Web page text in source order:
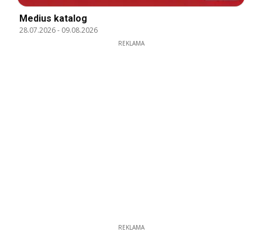
Medius katalog
28.07.2026- 09.08.2026
REKLAMA
REKLAMA